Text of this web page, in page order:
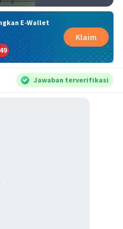
E-Wallet
49
Klaim
Jawaban terverifikasi